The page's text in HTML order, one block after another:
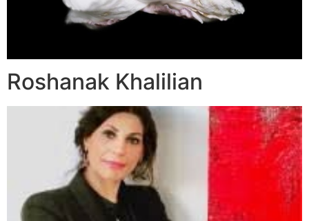
Roshanak Khalilian